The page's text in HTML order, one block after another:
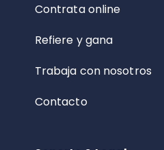
Contrata online
Refiere y gana
Trabaja con nosotros
Contacto